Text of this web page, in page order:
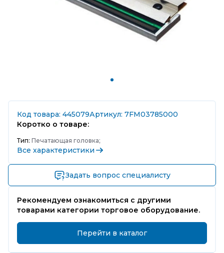
Код товара: 445079Артикул: 7FM03785000
Коротко о товаре:
Тип: Печатающая головка;
Все характеристики
Задать вопрос специалисту
Рекомендуем ознакомиться с другими
товарами категории торговое оборудование.
Перейти в каталог